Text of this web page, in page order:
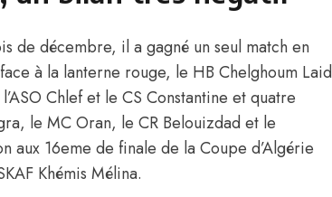
de décembre, il a gagné un seul match en
à la lanterne rouge, le HB Chelghoum Laid
Chlef et le CS Constantine et quatre
le MC Oran, le CR Belouizdad et le
aux 16eme de finale de la Coupe d’Algérie
Khémis Mélina.